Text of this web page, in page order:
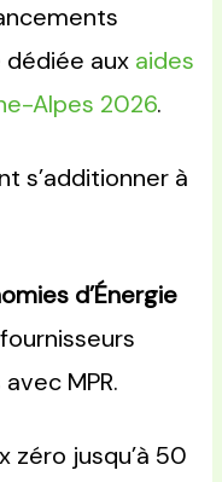
aux aides
Alpes 2026.
s’additionner à
d’Énergie
MPR.
zéro jusqu’à 50